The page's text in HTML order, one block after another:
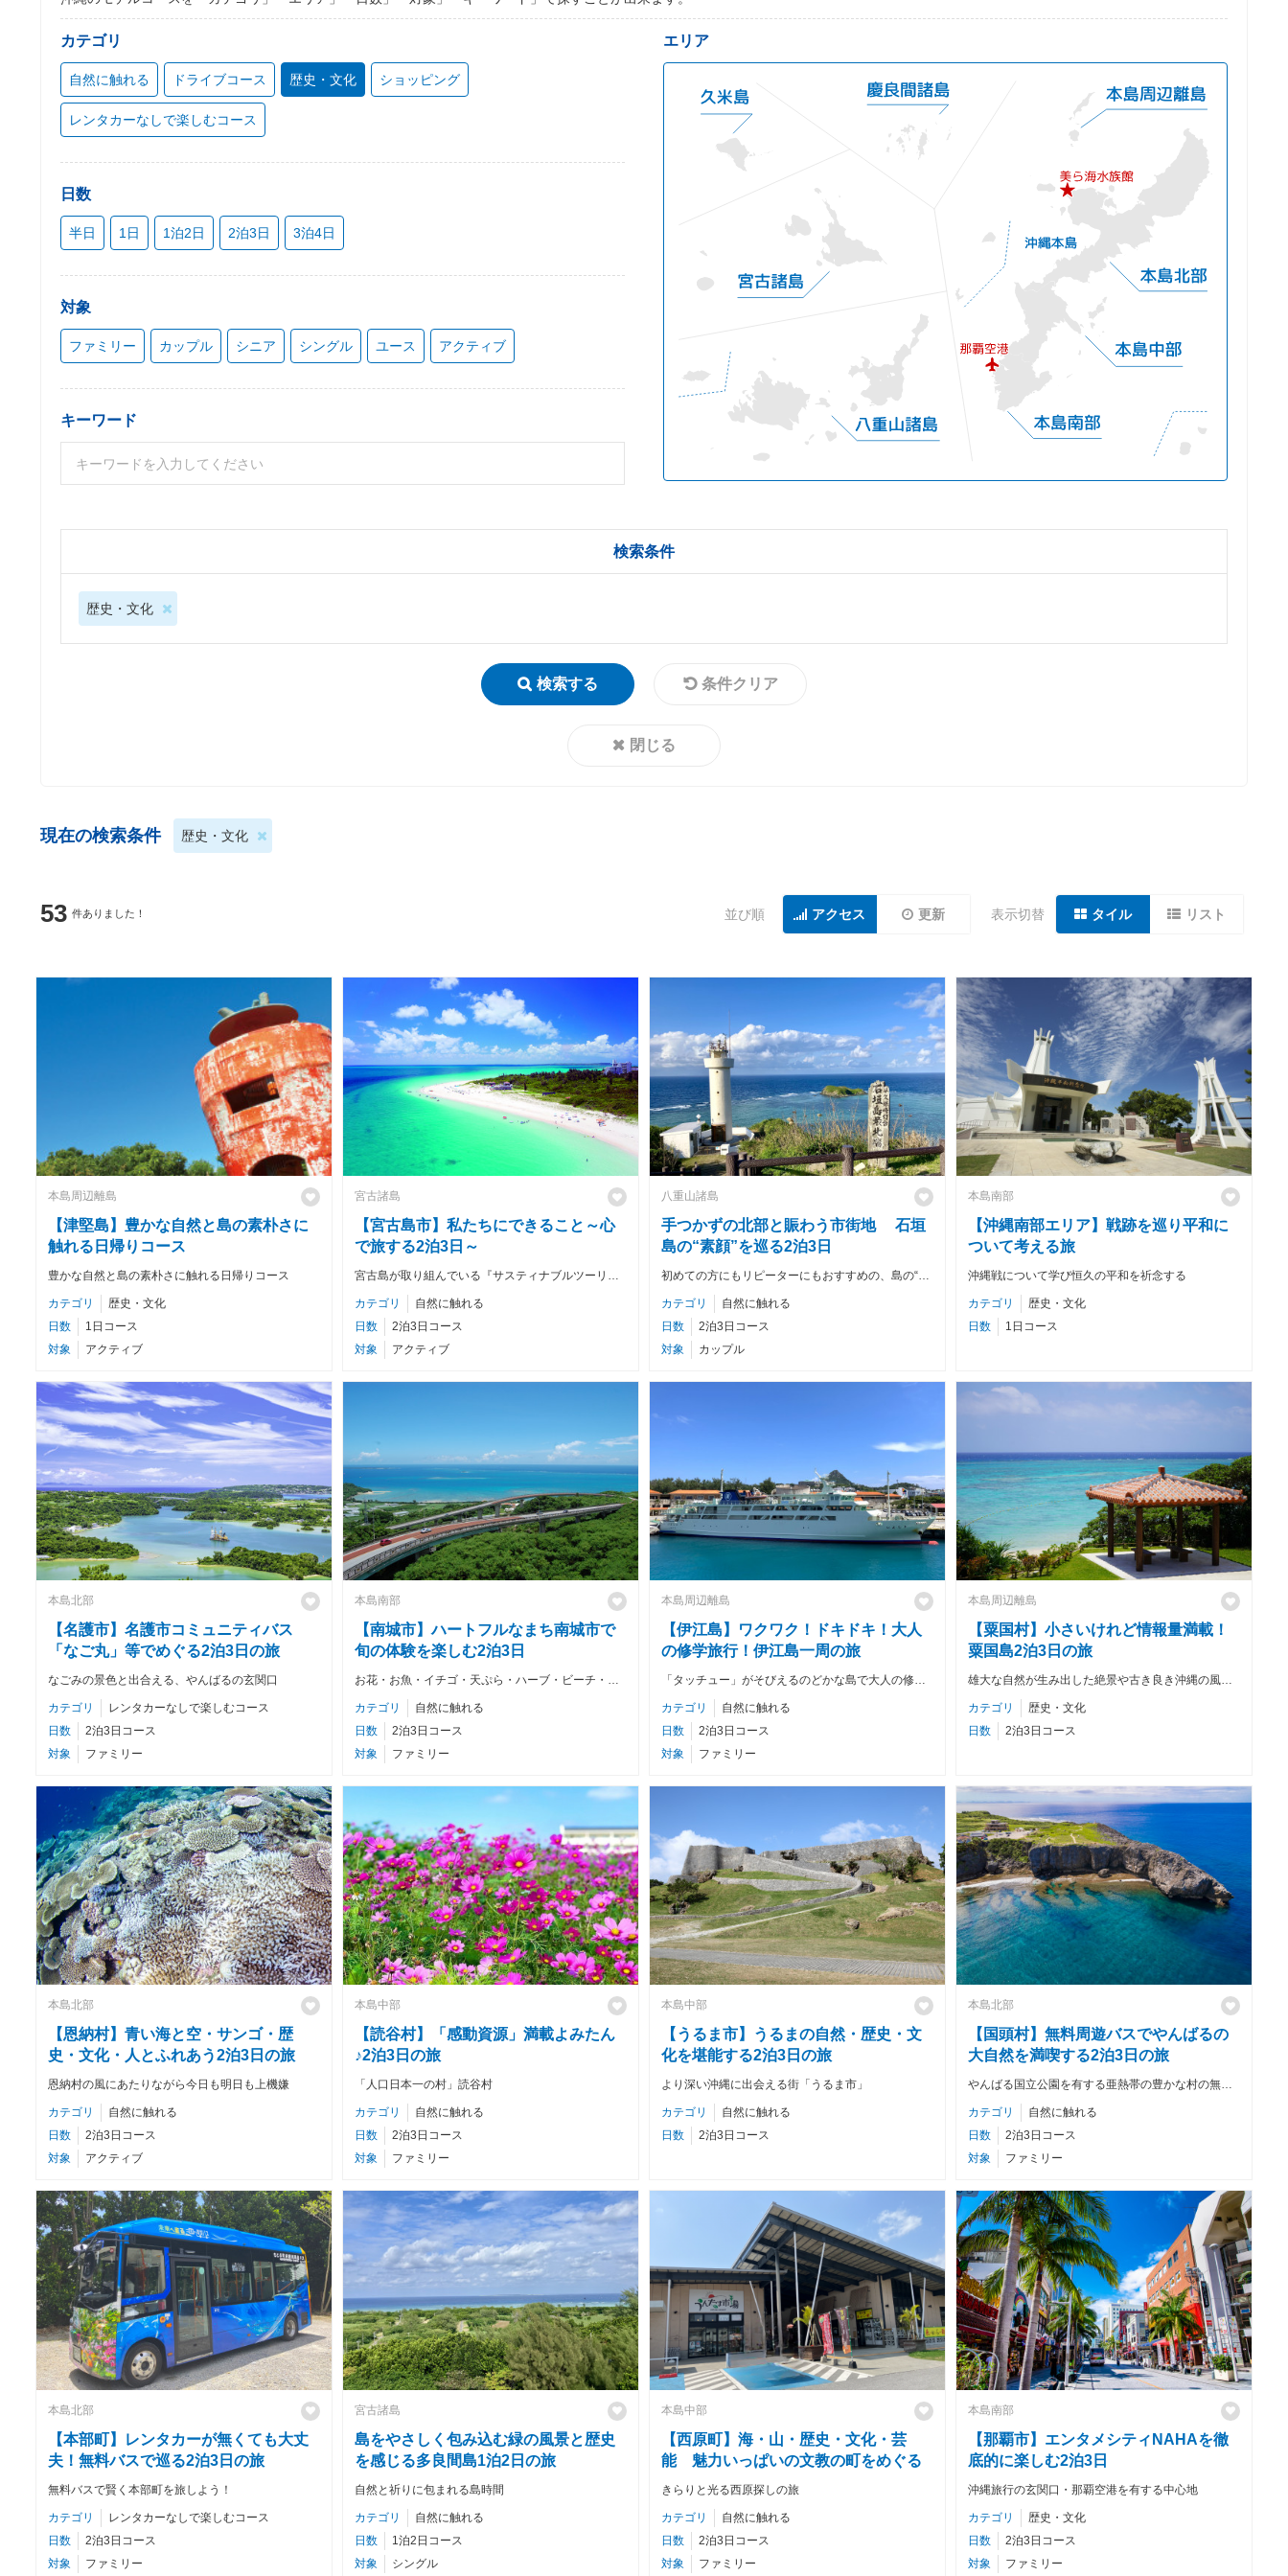
カテゴリ
自然に触れる ドライブコース 歴史・文化 ショッピング
レンタカーなしで楽しむコース
日数
半日 1日 1泊2日 2泊3日 3泊4日
対象
ファミリー カップル シニア シングル ユース アクティブ
キーワード
エリア
検索条件
歴史・文化
検索する 条件クリア
閉じる
現在の検索条件 歴史・文化
53 件ありました！ 並び順 アクセス 更新 表示切替 タイル リスト
本島周辺離島
【津堅島】豊かな自然と島の素朴さに
触れる日帰りコース
豊かな自然と島の素朴さに触れる日帰りコース
カテゴリ
歴史・文化
日数
1日コース
対象
アクティブ
宮古諸島
【宮古島市】私たちにできること～心
で旅する2泊3日～
宮古島が取り組んでいる『サスティナブルツーリズム』を体感する旅
カテゴリ
自然に触れる
日数
2泊3日コース
対象
アクティブ
八重山諸島
手つかずの北部と賑わう市街地 石垣
島の“素顔”を巡る2泊3日
初めての方にもリピーターにもおすすめの、島の“素顔”に出会える旅
カテゴリ
自然に触れる
日数
2泊3日コース
対象
カップル
本島南部
【沖縄南部エリア】戦跡を巡り平和に
ついて考える旅
沖縄戦について学び恒久の平和を祈念する
カテゴリ
歴史・文化
日数
1日コース
本島北部
【名護市】名護市コミュニティバス
「なご丸」等でめぐる2泊3日の旅
なごみの景色と出合える、やんばるの玄関口
カテゴリ
レンタカーなしで楽しむコース
日数
2泊3日コース
対象
ファミリー
本島南部
【南城市】ハートフルなまち南城市で
旬の体験を楽しむ2泊3日
お花・お魚・イチゴ・天ぷら・ハーブ・ビーチ・絶景・世界遺産・神の島と楽しみがいっぱい！
カテゴリ
自然に触れる
日数
2泊3日コース
対象
ファミリー
本島周辺離島
【伊江島】ワクワク！ドキドキ！大人
の修学旅行！伊江島一周の旅
「タッチュー」がそびえるのどかな島で大人の修学旅行
カテゴリ
自然に触れる
日数
2泊3日コース
対象
ファミリー
本島周辺離島
【粟国村】小さいけれど情報量満載！
粟国島2泊3日の旅
雄大な自然が生み出した絶景や古き良き沖縄の風景だけでない情報量満載の旅
カテゴリ
歴史・文化
日数
2泊3日コース
本島北部
【恩納村】青い海と空・サンゴ・歴
史・文化・人とふれあう2泊3日の旅
恩納村の風にあたりながら今日も明日も上機嫌
カテゴリ
自然に触れる
日数
2泊3日コース
対象
アクティブ
本島中部
【読谷村】「感動資源」満載よみたん
♪2泊3日の旅
「人口日本一の村」読谷村
カテゴリ
自然に触れる
日数
2泊3日コース
対象
ファミリー
本島中部
【うるま市】うるまの自然・歴史・文
化を堪能する2泊3日の旅
より深い沖縄に出会える街「うるま市」
カテゴリ
自然に触れる
日数
2泊3日コース
本島北部
【国頭村】無料周遊バスでやんばるの
大自然を満喫する2泊3日の旅
やんばる国立公園を有する亜熱帯の豊かな村の無料バスで巡る
カテゴリ
自然に触れる
日数
2泊3日コース
対象
ファミリー
本島北部
【本部町】レンタカーが無くても大丈
夫！無料バスで巡る2泊3日の旅
無料バスで賢く本部町を旅しよう！
カテゴリ
レンタカーなしで楽しむコース
日数
2泊3日コース
対象
ファミリー
宮古諸島
島をやさしく包み込む緑の風景と歴史
を感じる多良間島1泊2日の旅
自然と祈りに包まれる島時間
カテゴリ
自然に触れる
日数
1泊2日コース
対象
シングル
本島中部
【西原町】海・山・歴史・文化・芸
能 魅力いっぱいの文教の町をめぐる
きらりと光る西原探しの旅
カテゴリ
自然に触れる
日数
2泊3日コース
対象
ファミリー
本島南部
【那覇市】エンタメシティNAHAを徹
底的に楽しむ2泊3日
沖縄旅行の玄関口・那覇空港を有する中心地
カテゴリ
歴史・文化
日数
2泊3日コース
対象
ファミリー